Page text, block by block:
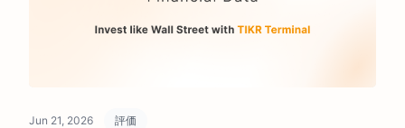
Jun 21, 2026 評価